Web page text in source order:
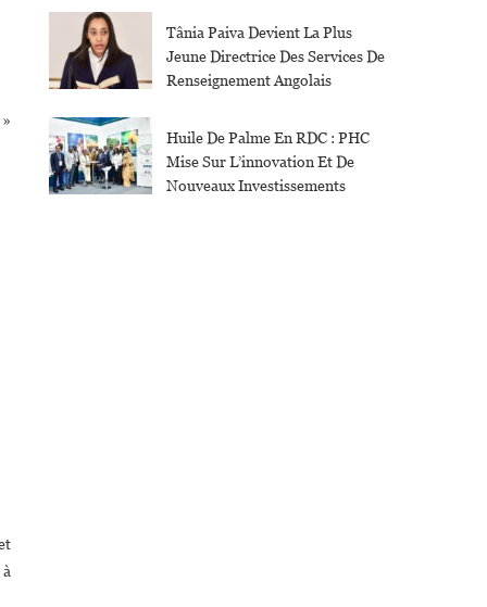
Tânia Paiva Devient La Plus
Jeune Directrice Des Services De
Renseignement Angolais
Huile De Palme En RDC : PHC
Mise Sur L’innovation Et De
Nouveaux Investissements